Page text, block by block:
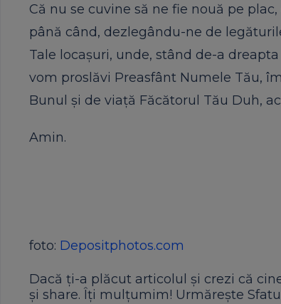
Că nu se cuvine să ne fie nouă pe
până când, dezlegându-ne de
Tale locașuri, unde, stând de-a
vom proslăvi Preasfânt Numele Tău,
Bunul și de viață Făcătorul Tău Duh,
Amin.
foto: Depositphotos.com
Dacă ți-a plăcut articolul și crezi că
și share. Îți mulțumim! Urmărește